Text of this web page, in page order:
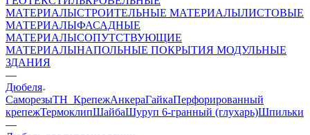
МАТЕРИАЛЫСТРОИТЕЛЬНЫЕ МАТЕРИАЛЫЛИСТОВЫЕ
МАТЕРИАЛЫФАСАДНЫЕ
МАТЕРИАЛЫСОПУТСТВУЮЩИЕ
МАТЕРИАЛЫНАПОЛЬНЫЕ ПОКРЫТИЯ МОДУЛЬНЫЕ
ЗДАНИЯ
—
Дюбеля
СаморезыТН_КрепежАнкераГайкаПерфорированный
крепежТермоклипШайбаШуруп 6-гранный (глухарь)Шпильки
—